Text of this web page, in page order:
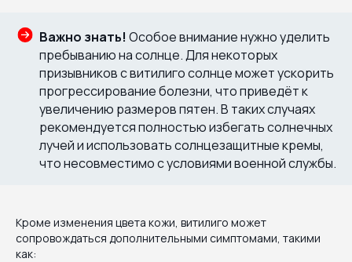
Важно знать! Особое внимание нужно уделить
пребыванию на солнце. Для некоторых
призывников с витилиго солнце может ускорить
прогрессирование болезни, что приведёт к
увеличению размеров пятен. В таких случаях
рекомендуется полностью избегать солнечных
лучей и использовать солнцезащитные кремы,
что несовместимо с условиями военной службы.
Кроме изменения цвета кожи, витилиго может
сопровождаться дополнительными симптомами, такими
как: